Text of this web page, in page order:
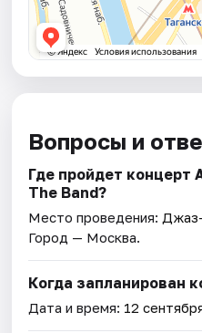
Вопросы и
Где пройдет концерт
The Band?
Место проведения:
Город — Москва.
Когда запланирован
Дата и время: 12